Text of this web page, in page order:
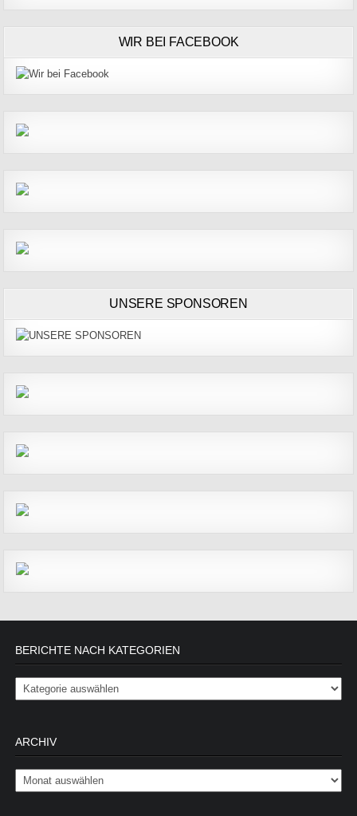
WIR BEI FACEBOOK
UNSERE SPONSOREN
BERICHTE NACH KATEGORIEN
Berichte nach Kategorien
ARCHIV
Archiv